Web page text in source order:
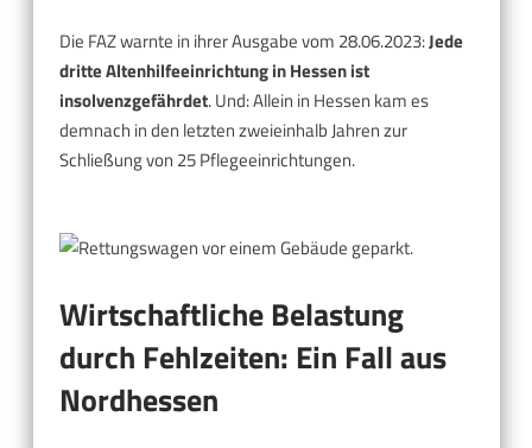
Die FAZ warnte in ihrer Ausgabe vom 28.06.2023:Jede
dritte Altenhilfeeinrichtung in Hessen ist
insolvenzgefährdet. Und: Allein in Hessen kam es
demnach in den letzten zweieinhalb Jahren zur
Schließung von 25 Pflegeeinrichtungen.
Wirtschaftliche Belastung
durch Fehlzeiten: Ein Fall aus
Nordhessen